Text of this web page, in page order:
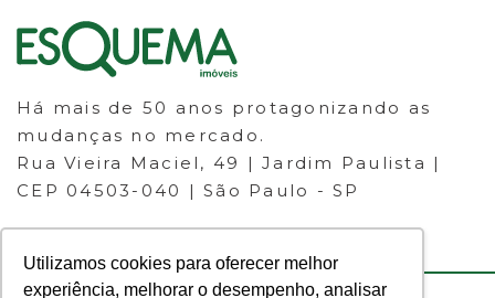
Utilizamos cookies para oferecer melhor
experiência, melhorar o desempenho, analisar
Há mais de 50 anos protagonizando as
mudanças no mercado.
Rua Vieira Maciel, 49 | Jardim Paulista |
CEP 04503-040 | São Paulo - SP